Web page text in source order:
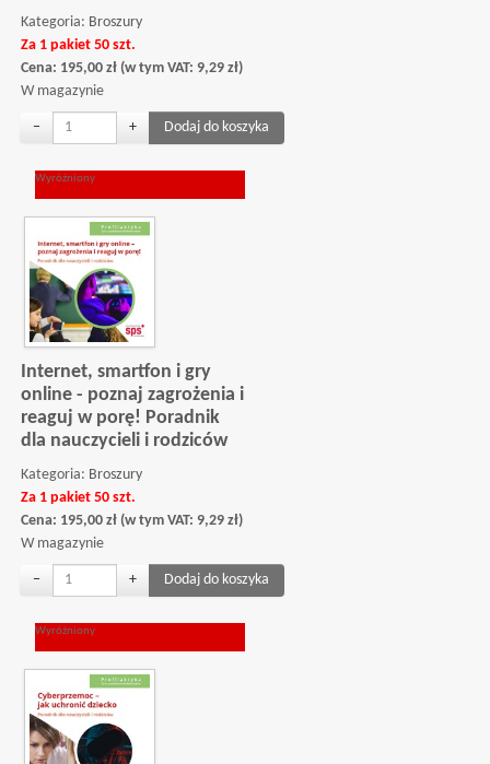
Kategoria: Broszury
Za 1 pakiet 50 szt.
Cena: 195,00 zł (w tym VAT:9,29 zł)
W magazynie
− +
Wyróżniony
Internet, smartfon i gry
online - poznaj zagrożenia i
reaguj w porę! Poradnik
dla nauczycieli i rodziców
Kategoria: Broszury
Za 1 pakiet 50 szt.
Cena: 195,00 zł (w tym VAT:9,29 zł)
W magazynie
− +
Wyróżniony